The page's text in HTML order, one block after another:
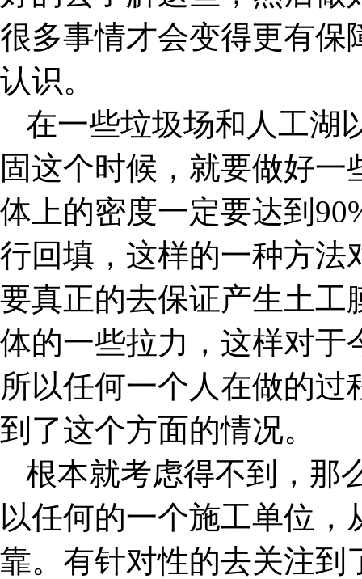
很多事情才会变得更有保
认识。
在一些垃圾场和人工湖
固这个时候，就要做好
体上的密度一定要达到
行回填，这样的一种方法
要真正的去保证产生土工
体的一些拉力，这样对于
所以任何一个人在做的
到了这个方面的情况。
根本就考虑得不到，那
以任何的一个施工单位
靠。有针对性的去关注到